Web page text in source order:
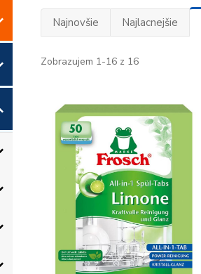
Najnovšie Najlacnejšie
Zobrazujem 1-16 z 16